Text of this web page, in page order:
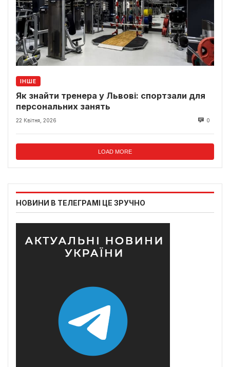
ІНШЕ
Як знайти тренера у Львові: спортзали для
персональних занять
22 Квітня, 2026 0
LOAD MORE
НОВИНИ В ТЕЛЕГРАМІ ЦЕ ЗРУЧНО